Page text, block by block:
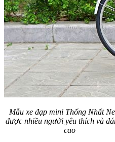
Mẫu xe đạp mini Thống Nhất
được nhiều người yêu thích và
cao